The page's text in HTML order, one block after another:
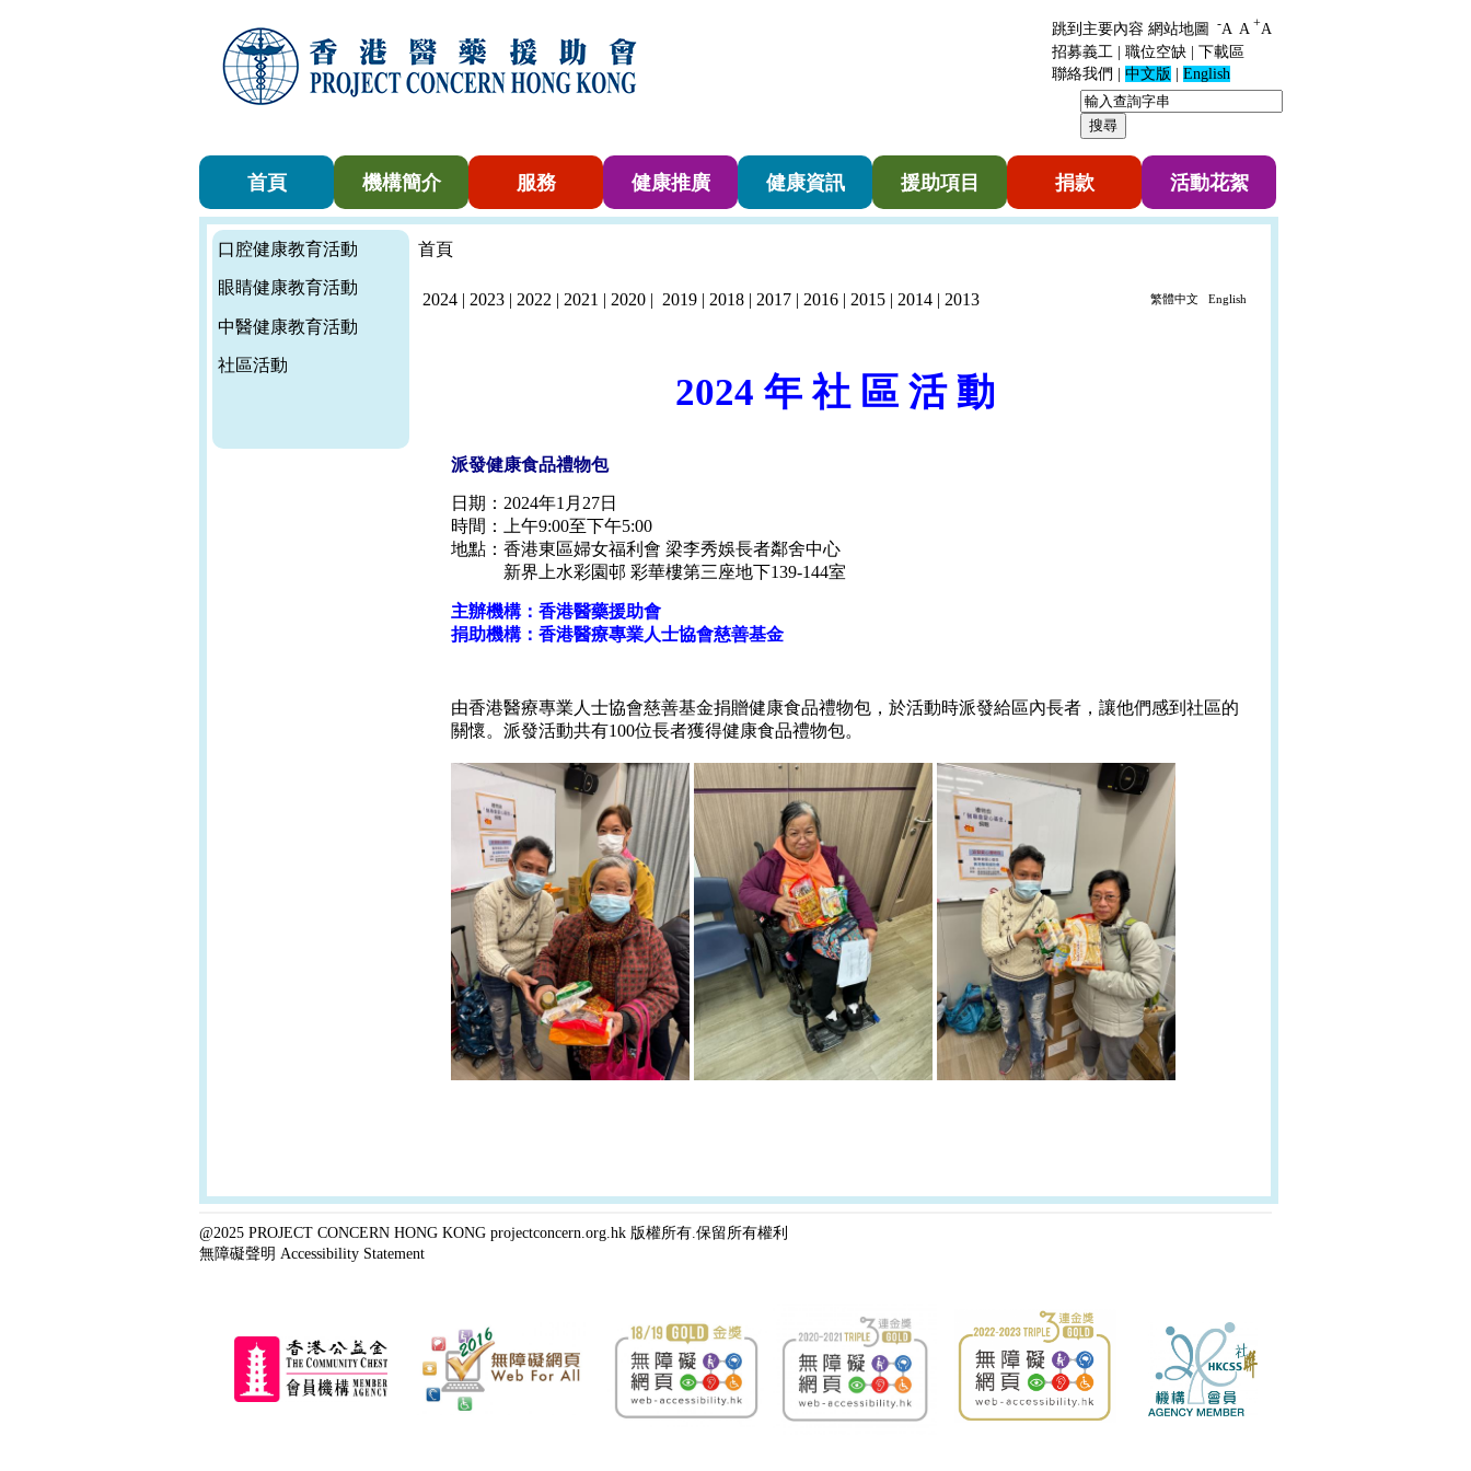
跳到主要內容 網站地圖 -A A +A
招募義工 | 職位空缺 | 下載區
聯絡我們
中文版 English
首頁 機構簡介 服務 健康推廣 健康資訊 援助項目 捐款 活動花絮
口腔健康教育活動
眼睛健康教育活動
中醫健康教育活動
社區活動
首頁
繁體中文 English
2024 | 2023 | 2022 | 2021 | 2020 | 2019 | 2018 | 2017 | 2016 | 2015 | 2014 | 2013
2024 年 社 區 活 動
派發健康食品禮物包
日期：2024年1月27日
時間：上午9:00至下午5:00
地點： 香港東區婦女福利會 梁李秀娛長者鄰舍中心
新界上水彩園邨 彩華樓第三座地下139-144室
主辦機構：香港醫藥援助會
捐助機構： 香港醫療專業人士協會慈善基金
由香港醫療專業人士協會慈善基金捐贈健康食品禮物包，於活動時派發給區內長者，讓他們感到社區的
關懷。派發活動共有100位長者獲得健康食品禮物包。
@2025 PROJECT CONCERN HONG KONG projectconcern.org.hk 版權所有.保留所有權利
無障礙聲明 Accessibility Statement